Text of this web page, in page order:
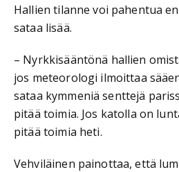
Hallien tilanne voi pahentua
sataa lisää.
– Nyrkkisääntönä hallien
jos meteorologi ilmoittaa
sataa kymmeniä senttejä
pitää toimia. Jos katolla on
pitää toimia heti.
Vehviläinen painottaa, että